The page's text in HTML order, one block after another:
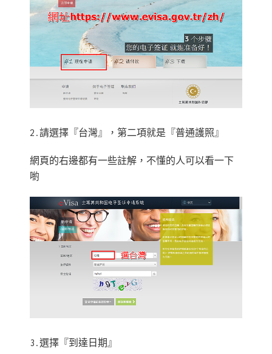
2.請選擇『台灣』，第二項就是『普通護照』
網頁的右邊都有一些註解，不懂的人可以看一下
喲
3.選擇『到達日期』